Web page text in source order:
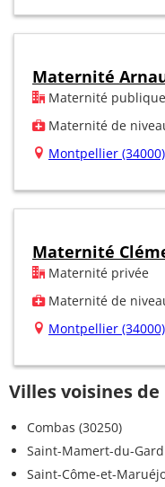
Maternité
Maternité publique
Maternité de
Montpellier (34000)
Maternité
Maternité privée
Maternité de
Montpellier (34000)
Villes voisines
Combas (30250)
Saint-Mamert-du-Gard
Saint-Côme-et-